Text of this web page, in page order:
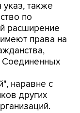
также
по
расширение
права на
Соединенных
наравне с
других